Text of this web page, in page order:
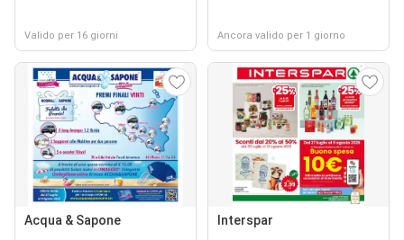
Valido per 16 giorni Ancora valido per 1 giorno
Acqua & Sapone Interspar